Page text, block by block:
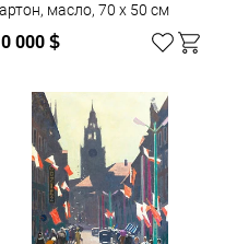
масло, 70 x 50 см
000 $